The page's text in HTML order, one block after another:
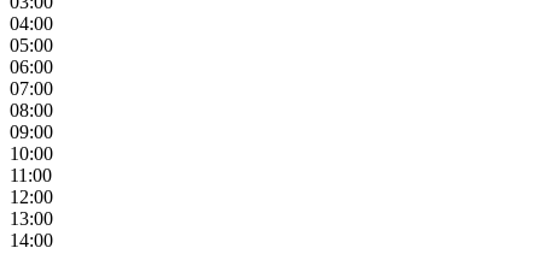
04:00
05:00
06:00
07:00
08:00
09:00
10:00
11:00
12:00
13:00
14:00